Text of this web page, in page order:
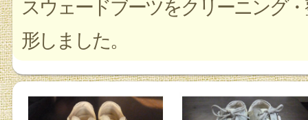
スウェードブーツをクリーニング
形しました。